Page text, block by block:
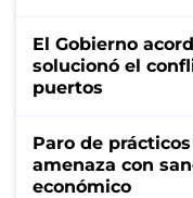
El Gobierno
solucionó el
puertos
Paro de
amenaza con
económico